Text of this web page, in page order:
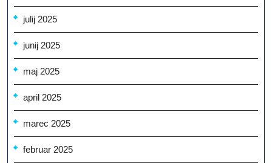
julij 2025
junij 2025
maj 2025
april 2025
marec 2025
februar 2025